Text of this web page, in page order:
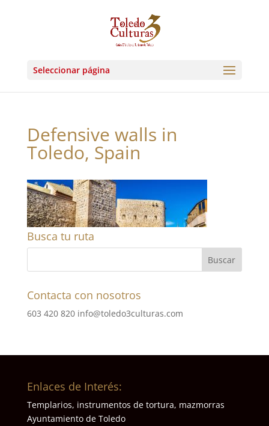
Seleccionar página
Defensive walls in
Toledo, Spain
Busca tu ruta
Contacta con nosotros
603 420 820 info@toledo3culturas.com
Enlaces de Interés:
Templarios, instrumentos de tortura, mazmorras
Ayuntamiento de Toledo